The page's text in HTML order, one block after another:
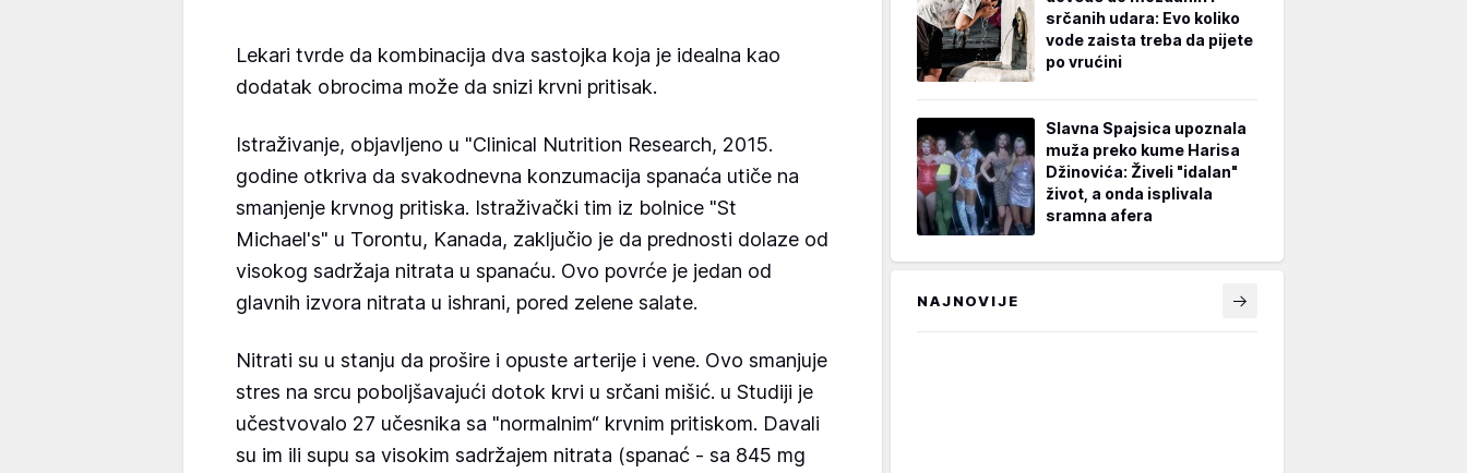
Lekari tvrde da kombinacija dva sastojka koja je idealna kao
dodatak obrocima može da snizi krvni pritisak.
Istraživanje, objavljeno u "Clinical Nutrition Research, 2015.
godine otkriva da svakodnevna konzumacija spanaća utiče na
smanjenje krvnog pritiska. Istraživački tim iz bolnice "St
Michael's" u Torontu, Kanada, zaključio je da prednosti dolaze od
visokog sadržaja nitrata u spanaću. Ovo povrće je jedan od
glavnih izvora nitrata u ishrani, pored zelene salate.
Nitrati su u stanju da prošire i opuste arterije i vene. Ovo smanjuje
stres na srcu poboljšavajući dotok krvi u srčani mišić. u Studiji je
učestvovalo 27 učesnika sa "normalnim“ krvnim pritiskom. Davali
su im ili supu sa visokim sadržajem nitrata (spanać - sa 845 mg
srčanih udara: Evo koliko
vode zaista treba da pijete
po vrućini
Slavna Spajsica upoznala
muža preko kume Harisa
Džinovića: Živeli "idalan"
život, a onda isplivala
sramna afera
NAJNOVIJE